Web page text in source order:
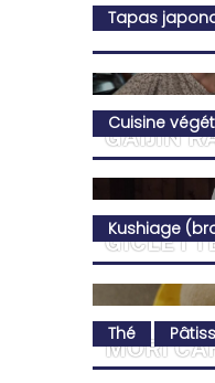
GAIJIN
Tapas
MORI
Cuisine
Kushiage
Thé